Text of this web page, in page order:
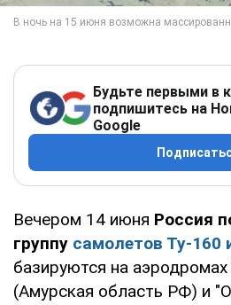
Будьте первыми в
подпишитесь на
Google
Вечером 14 июня Россия
группу самолетов Ту-160
базируются на аэродромах
(Амурская область РФ) и